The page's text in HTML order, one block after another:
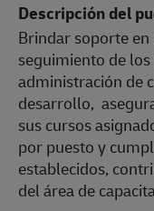
Descripción del
Brindar soporte
seguimiento de
administración de
desarrollo,
sus cursos
por puesto y
establecidos,
del área de